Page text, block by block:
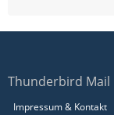
Thunderbird Mail
Impressum & Kontakt